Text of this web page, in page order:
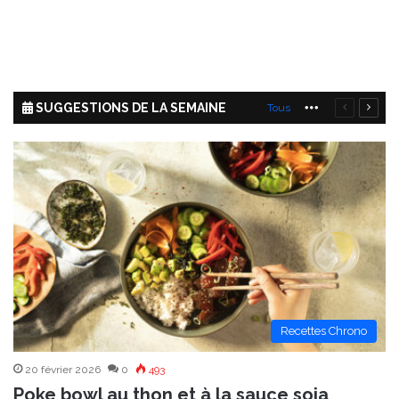
SUGGESTIONS DE LA SEMAINE Tous More Page
Recettes Chrono
20 février 2026 0 493
Poke bowl au thon et à la sauce soja